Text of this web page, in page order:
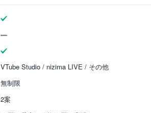
VTube Studio / nizima LIVE / その他
無制限
2案